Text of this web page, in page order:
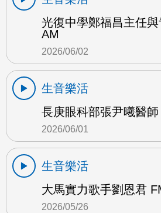
光復中學鄭福昌主任
AM
2026/06/02
生音樂活
長庚眼科部張尹曦醫師
2026/06/01
生音樂活
大馬實力歌手劉恩君
2026/05/26